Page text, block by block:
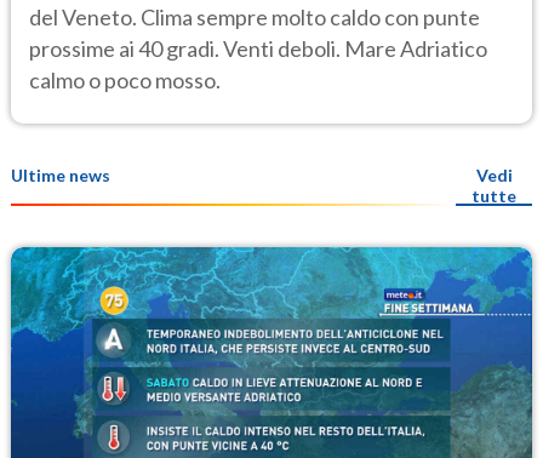
del Veneto. Clima sempre molto caldo con punte
prossime ai 40 gradi. Venti deboli. Mare Adriatico
calmo o poco mosso.
Ultime news
Vedi
tutte